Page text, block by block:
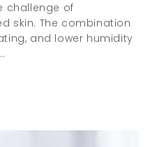
challenge of
skin. The combination
and lower humidity